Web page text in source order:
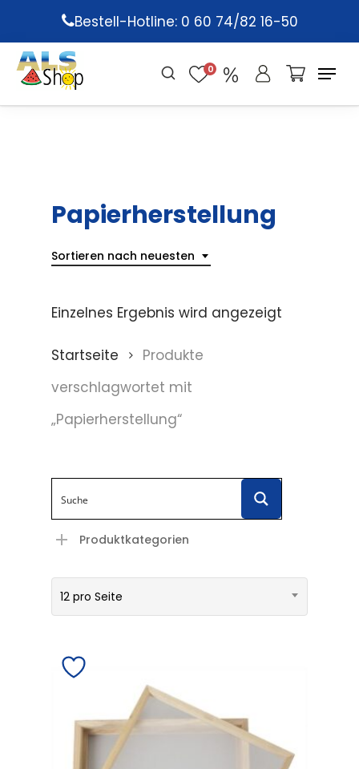
main
content
Bestell-Hotline: 0 60 74/82 16-50
0
Papierherstellung
Sortieren nach neuesten
Einzelnes Ergebnis wird angezeigt
Startseite
Produkte
verschlagwortet mit
„Papierherstellung“
Produktkategorien
12 pro Seite